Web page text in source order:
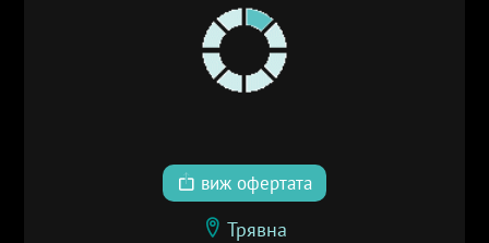
виж офертата
Трявна